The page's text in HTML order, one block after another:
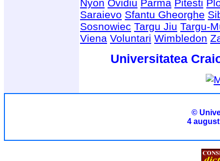
Nyon Ovidiu Parma Pitesti
Saraievo Sfantu Gheorghe
Sosnowiec Targu Jiu Targu-
Viena Voluntari Wimbledon
Universitatea
©
4